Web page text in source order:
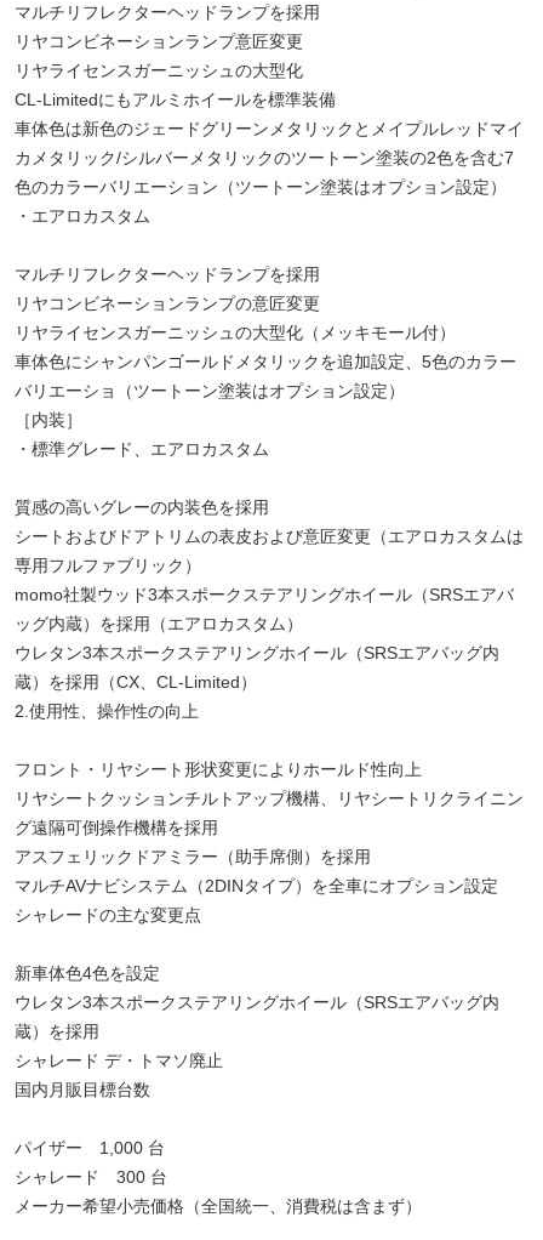
マルチリフレクターヘッドランプを採用
リヤコンビネーションランプ意匠変更
リヤライセンスガーニッシュの大型化
CL-Limitedにもアルミホイールを標準装備
車体色は新色のジェードグリーンメタリックとメイプルレッドマイ
カメタリック/シルバーメタリックのツートーン塗装の2色を含む7
色のカラーバリエーション（ツートーン塗装はオプション設定）
・エアロカスタム
マルチリフレクターヘッドランプを採用
リヤコンビネーションランプの意匠変更
リヤライセンスガーニッシュの大型化（メッキモール付）
車体色にシャンパンゴールドメタリックを追加設定、5色のカラー
バリエーショ（ツートーン塗装はオプション設定）
［内装］
・標準グレード、エアロカスタム
質感の高いグレーの内装色を採用
シートおよびドアトリムの表皮および意匠変更（エアロカスタムは
専用フルファブリック）
momo社製ウッド3本スポークステアリングホイール（SRSエアバ
ッグ内蔵）を採用（エアロカスタム）
ウレタン3本スポークステアリングホイール（SRSエアバッグ内
蔵）を採用（CX、CL-Limited）
2.使用性、操作性の向上
フロント・リヤシート形状変更によりホールド性向上
リヤシートクッションチルトアップ機構、リヤシートリクライニン
グ遠隔可倒操作機構を採用
アスフェリックドアミラー（助手席側）を採用
マルチAVナビシステム（2DINタイプ）を全車にオプション設定
シャレードの主な変更点
新車体色4色を設定
ウレタン3本スポークステアリングホイール（SRSエアバッグ内
蔵）を採用
シャレード デ・トマソ廃止
国内月販目標台数
パイザー 1,000 台
シャレード 300 台
メーカー希望小売価格（全国統一、消費税は含まず）